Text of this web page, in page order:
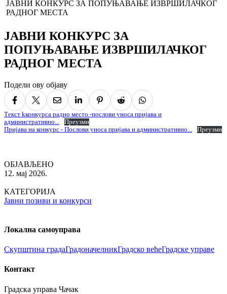
ЈАВНИ КОНКУРС ЗА ПОПУЊАВАЊЕ ИЗВРШИЛАЧКОГ
РАДНОГ МЕСТА
ЈАВНИ КОНКУРС ЗА
ПОПУЊАВАЊЕ ИЗВРШИЛАЧКОГ
РАДНОГ МЕСТА
Подели ову објаву
Tекст kконкурса радно место -послови уноса пријава и
административно...
Преузми
Пријава на конкурс - Послови уноса пријава и административно...
Преузми
ОБЈАВЉЕНО
12. мај 2026.
КАТЕГОРИЈА
Јавни позиви и конкурси
Локална самоуправа
Скупштина градаГрадоначелникГрадско већеГрадске управе
Контакт
Градска управа Чачак